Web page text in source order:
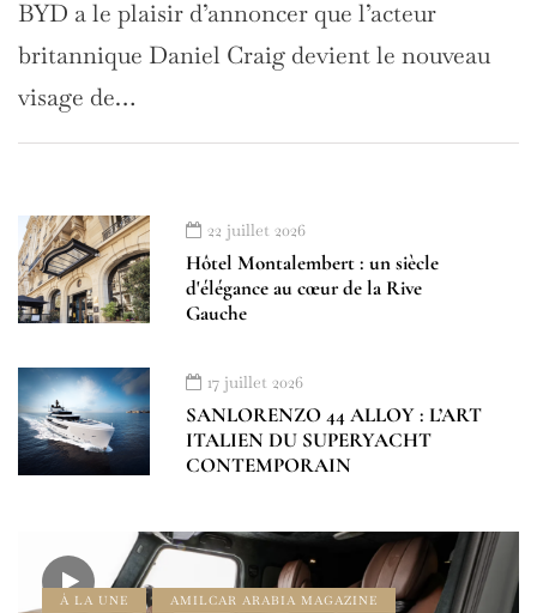
BYD a le plaisir d’annoncer que l’acteur
britannique Daniel Craig devient le nouveau
visage de…
22 juillet 2026
Hôtel Montalembert : un siècle
d'élégance au cœur de la Rive
Gauche
17 juillet 2026
SANLORENZO 44 ALLOY : L’ART
ITALIEN DU SUPERYACHT
CONTEMPORAIN
À LA UNE
AMILCAR ARABIA MAGAZINE